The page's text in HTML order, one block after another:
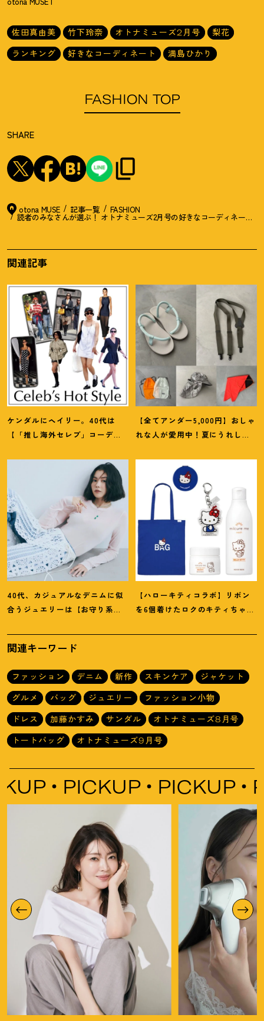
佐田真由美 竹下玲奈 オトナミューズ2月号
梨花
ランキング
好きなコーディネート 満島ひかり
FASHION TOP
SHARE
otona MUSE 記事一覧 FASHION
読者のみなさんが選ぶ！オトナミューズ2月号の好きなコーディネート
関連記事
ケンダルにヘイリー。40代は
【「推し海外セレブ」コーデ】
デが吉！
【全てアンダー5,000円】おしゃ
れな人が愛用中 ！ 夏にうれしい
小物5選
40代、カジュアルなデニムに似
合うジュエリーは【お守り系
旬顔に！
【ハローキティコラボ】リボン
を6個着けたロクのキティちゃん
も！
関連キーワード
ファッション デニム 新作 スキンケア
ジャケット
グルメ
バッグ ジュエリー
ファッション小物
ドレス
加藤かすみ サンダル
オトナミューズ8月号
トートバッグ
オトナミューズ9月号
PICKUP PICKUP